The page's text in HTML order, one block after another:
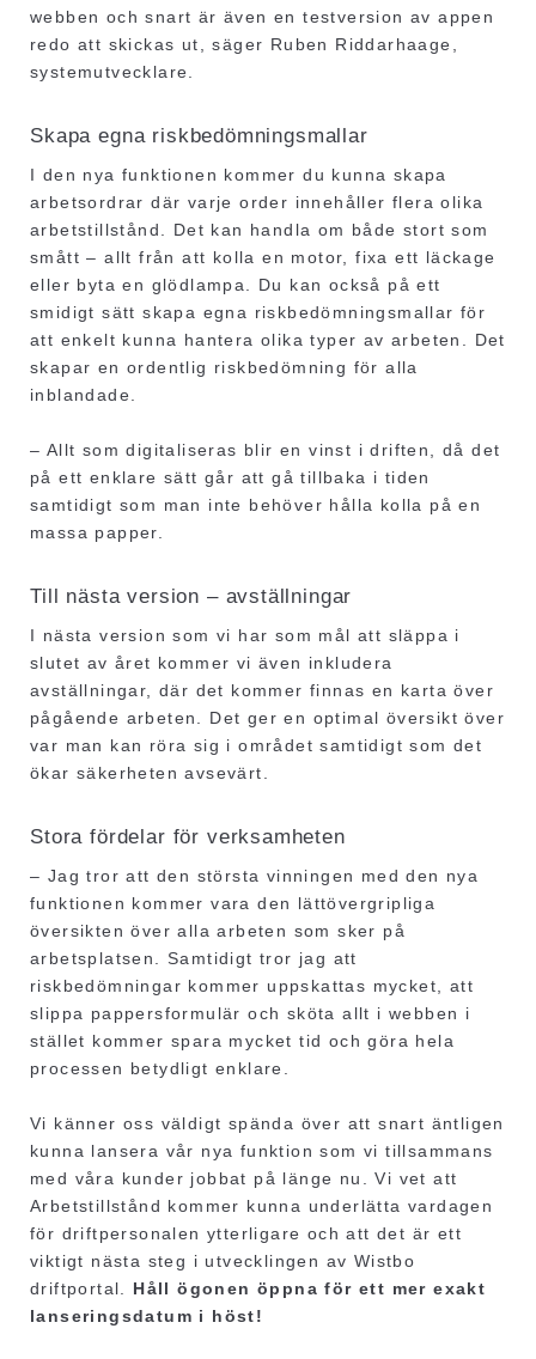
webben och snart är även en testversion av appen
redo att skickas ut, säger Ruben Riddarhaage,
systemutvecklare.
Skapa egna riskbedömningsmallar
I den nya funktionen kommer du kunna skapa
arbetsordrar där varje order innehåller flera olika
arbetstillstånd. Det kan handla om både stort som
smått – allt från att kolla en motor, fixa ett läckage
eller byta en glödlampa. Du kan också på ett
smidigt sätt skapa egna riskbedömningsmallar för
att enkelt kunna hantera olika typer av arbeten. Det
skapar en ordentlig riskbedömning för alla
inblandade.
– Allt som digitaliseras blir en vinst i driften, då det
på ett enklare sätt går att gå tillbaka i tiden
samtidigt som man inte behöver hålla kolla på en
massa papper.
Till nästa version – avställningar
I nästa version som vi har som mål att släppa i
slutet av året kommer vi även inkludera
avställningar, där det kommer finnas en karta över
pågående arbeten. Det ger en optimal översikt över
var man kan röra sig i området samtidigt som det
ökar säkerheten avsevärt.
Stora fördelar för verksamheten
– Jag tror att den största vinningen med den nya
funktionen kommer vara den lättövergripliga
översikten över alla arbeten som sker på
arbetsplatsen. Samtidigt tror jag att
riskbedömningar kommer uppskattas mycket, att
slippa pappersformulär och sköta allt i webben i
stället kommer spara mycket tid och göra hela
processen betydligt enklare.
Vi känner oss väldigt spända över att snart äntligen
kunna lansera vår nya funktion som vi tillsammans
med våra kunder jobbat på länge nu. Vi vet att
Arbetstillstånd kommer kunna underlätta vardagen
för driftpersonalen ytterligare och att det är ett
viktigt nästa steg i utvecklingen av Wistbo
driftportal. Håll ögonen öppna för ett mer exakt
lanseringsdatum i höst!